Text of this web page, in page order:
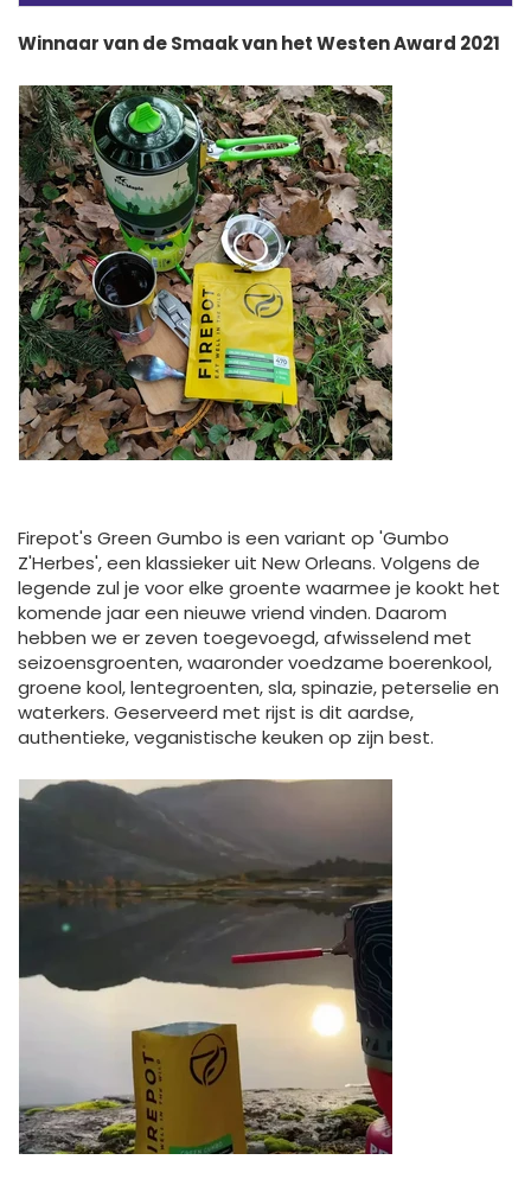
Winnaar van de Smaak van het Westen Award 2021
Firepot's Green Gumbo is een variant op 'Gumbo
Z'Herbes', een klassieker uit New Orleans. Volgens de
legende zul je voor elke groente waarmee je kookt het
komende jaar een nieuwe vriend vinden. Daarom
hebben we er zeven toegevoegd, afwisselend met
seizoensgroenten, waaronder voedzame boerenkool,
groene kool, lentegroenten, sla, spinazie, peterselie en
waterkers. Geserveerd met rijst is dit aardse,
authentieke, veganistische keuken op zijn best.